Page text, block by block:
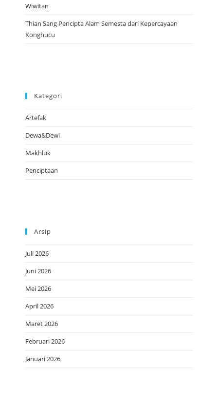
Wiwitan
Thian Sang Pencipta Alam Semesta dari Kepercayaan
Konghucu
Kategori
Artefak
Dewa&Dewi
Makhluk
Penciptaan
Arsip
Juli 2026
Juni 2026
Mei 2026
April 2026
Maret 2026
Februari 2026
Januari 2026